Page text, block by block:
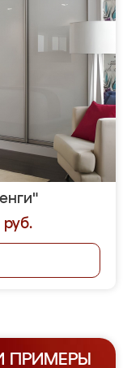
ПРИМЕРЫ